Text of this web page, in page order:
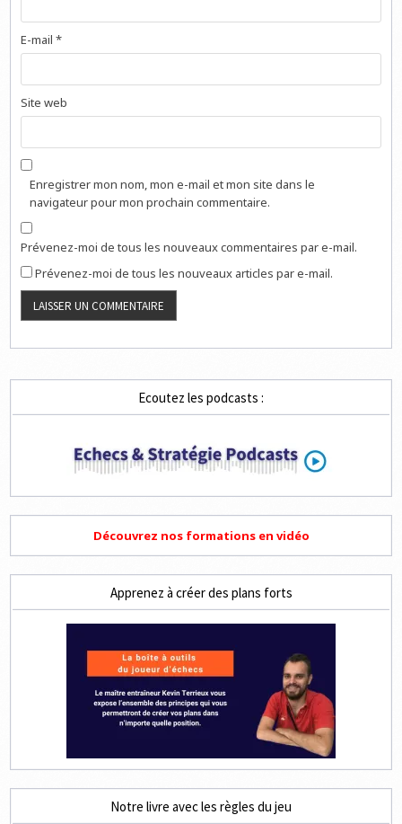
E-mail*
Site web
Enregistrer mon nom, mon e-mail et mon site dans le
navigateur pour mon prochain commentaire.
Prévenez-moi de tous les nouveaux commentaires par e-mail.
Prévenez-moi de tous les nouveaux articles par e-mail.
Ecoutez les podcasts :
Découvrez nos formations en vidéo
Apprenez à créer des plans forts
Notre livre avec les règles du jeu